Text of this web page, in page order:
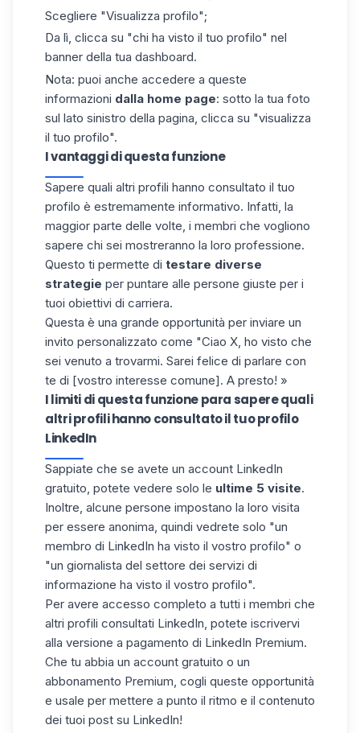
Scegliere "Visualizza profilo";
Da lì, clicca su "chi ha visto il tuo profilo" nel
banner della tua dashboard.
Nota: puoi anche accedere a queste
informazioni dalla home page: sotto la tua foto
sul lato sinistro della pagina, clicca su "visualizza
il tuo profilo".
I vantaggi di questa funzione
Sapere quali altri profili hanno consultato il tuo
profilo è estremamente informativo. Infatti, la
maggior parte delle volte, i membri che vogliono
sapere chi sei mostreranno la loro professione.
Questo ti permette di testare diverse
strategie per puntare alle persone giuste per i
tuoi obiettivi di carriera.
Questa è una grande opportunità per inviare un
invito personalizzato come "Ciao X, ho visto che
sei venuto a trovarmi. Sarei felice di parlare con
te di [vostro interesse comune]. A presto! »
I limiti di questa funzionepara saperequali
altri profili hanno consultatoil tuo profilo
LinkedIn
Sappiate che se avete un account LinkedIn
gratuito, potete vedere solo le ultime 5 visite.
Inoltre, alcune persone impostano la loro visita
per essere anonima, quindi vedrete solo "un
membro di LinkedIn ha visto il vostro profilo" o
"un giornalista del settore dei servizi di
informazione ha visto il vostro profilo".
Per avere accesso completo a tutti i membri che
altri profili consultati LinkedIn, potete iscrivervi
alla versione a pagamento di LinkedIn Premium.
Che tu abbia un account gratuito o un
abbonamento Premium, cogli queste opportunità
e usale per mettere a punto il ritmo e il contenuto
dei tuoi post su LinkedIn!